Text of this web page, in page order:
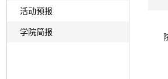
活动预报
学院简报